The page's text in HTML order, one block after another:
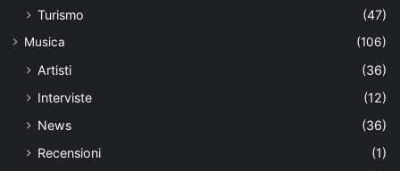
Turismo
(47)
Musica (106)
Artisti
(36)
Interviste
(12)
News
(36)
Recensioni
(1)